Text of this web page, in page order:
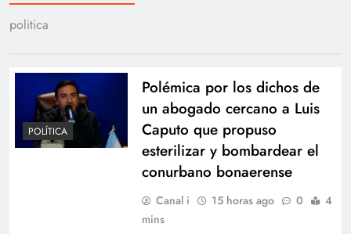
politica
POLÍTICA
Polémica por los dichos de
un abogado cercano a Luis
Caputo que propuso
esterilizar y bombardear el
conurbano bonaerense
Canal i 15 horas ago 0
4
mins